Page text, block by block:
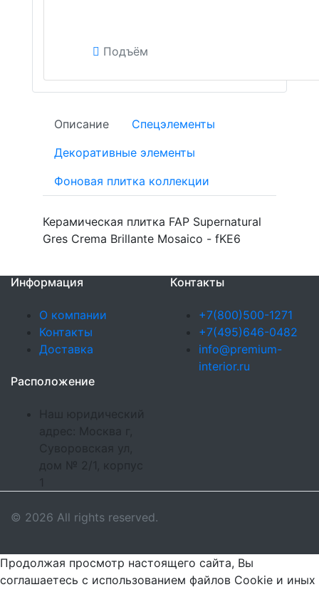
Подъём
Описание
Спецэлементы
Декоративные элементы
Фоновая плитка коллекции
Керамическая плитка FAP Supernatural
Gres Crema Brillante Mosaico - fKE6
Информация
О компании
Контакты
Доставка
Контакты
+7(800)500-1271
+7(495)646-0482
info@premium-
interior.ru
Расположение
Наш юридический
адрес: Москва г,
Суворовская ул,
дом № 2/1, корпус
© 2026 All rights reserved.
Продолжая просмотр настоящего сайта, Вы
соглашаетесь с использованием файлов Cookie и иных